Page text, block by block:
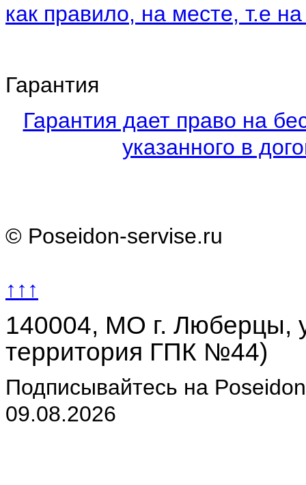
как правило, на месте, т.е
Гарантия
Гарантия дает право на
указанного в
© Poseidon-servise.ru
↑↑↑
140004, МО г. Люберцы,
территория ГПК №44)
Подписывайтесь на
09.08.2026